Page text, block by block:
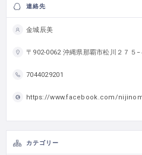
連絡先
金城辰美
〒902-0062 沖縄県那覇市松川２７
7044029201
https://www.facebook.com/
カテゴリー